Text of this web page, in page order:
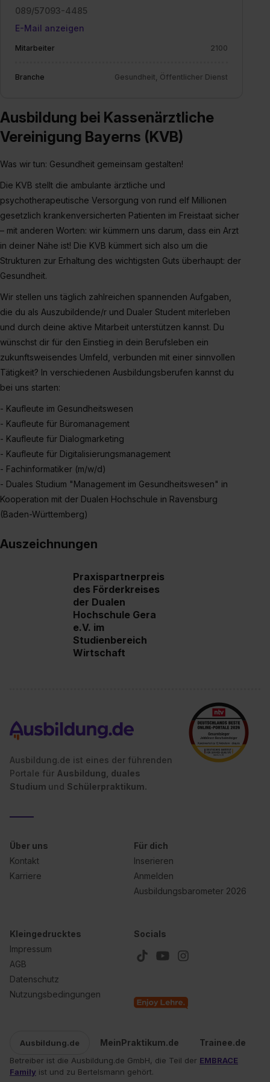
Einstellungen“ widerrufen. Weitere Informationen zu den
einzelnen Cookies findest du durch Klick auf „Details
Impressum
089/57093-4485
E-Mail anzeigen
Mitarbeiter 2100
Branche Gesundheit, Öffentlicher Dienst
Ausbildung bei Kassenärztliche
Vereinigung Bayerns (KVB)
Was wir tun: Gesundheit gemeinsam gestalten!
Die KVB stellt die ambulante ärztliche und
psychotherapeutische Versorgung von rund elf Millionen
gesetzlich krankenversicherten Patienten im Freistaat sicher
– mit anderen Worten: wir kümmern uns darum, dass ein Arzt
in deiner Nähe ist! Die KVB kümmert sich also um die
Strukturen zur Erhaltung des wichtigsten Guts überhaupt: der
Gesundheit.
Wir stellen uns täglich zahlreichen spannenden Aufgaben,
die du als Auszubildende/r und Dualer Student miterleben
und durch deine aktive Mitarbeit unterstützen kannst. Du
wünschst dir für den Einstieg in dein Berufsleben ein
zukunftsweisendes Umfeld, verbunden mit einer sinnvollen
Tätigkeit? In verschiedenen Ausbildungsberufen kannst du
bei uns starten:
- Kaufleute im Gesundheitswesen
- Kaufleute für Büromanagement
- Kaufleute für Dialogmarketing
- Kaufleute für Digitalisierungsmanagement
- Fachinformatiker (m/w/d)
- Duales Studium "Management im Gesundheitswesen" in
Kooperation mit der Dualen Hochschule in Ravensburg
(Baden-Württemberg)
Auszeichnungen
Praxispartnerpreis
des Förderkreises
der Dualen
Hochschule Gera
e.V. im
Studienbereich
Wirtschaft
Ausbildung.de ist eines der führenden
Portale für Ausbildung, duales
Studium und Schülerpraktikum.
Über uns
Kontakt
Karriere
Für dich
Inserieren
Anmelden
Ausbildungsbarometer 2026
Kleingedrucktes
Impressum
AGB
Datenschutz
Nutzungsbedingungen
Socials
Ausbildung.de MeinPraktikum.de Trainee.de
Betreiber ist die Ausbildung.de GmbH, die Teil der EMBRACE
Family ist und zu Bertelsmann gehört.